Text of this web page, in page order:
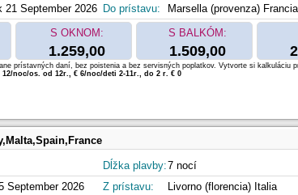
21 September 2026 Do prístavu:
Marsella (provenza) Francia
S OKNOM:
1.259,00
S BALKÓM:
1.509,00
prístavných daní, bez poistenia a bez servisných poplatkov. Vytvorte si kalkuláciu
noc/os. od 12r., € 6/noc/deti 2-11r., do 2 r. € 0
September 2026
Dĺžka plavby:7 nocí
Z prístavu:
Livorno (florencia) Italia